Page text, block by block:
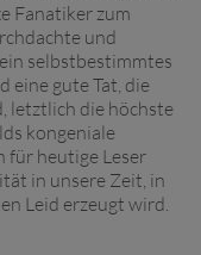
Fanatiker zum
und
selbstbestimmtes
eine gute Tat, die
letztlich die höchste
kongeniale
für heutige Leser
in unsere Zeit, in
Leid erzeugt wird.